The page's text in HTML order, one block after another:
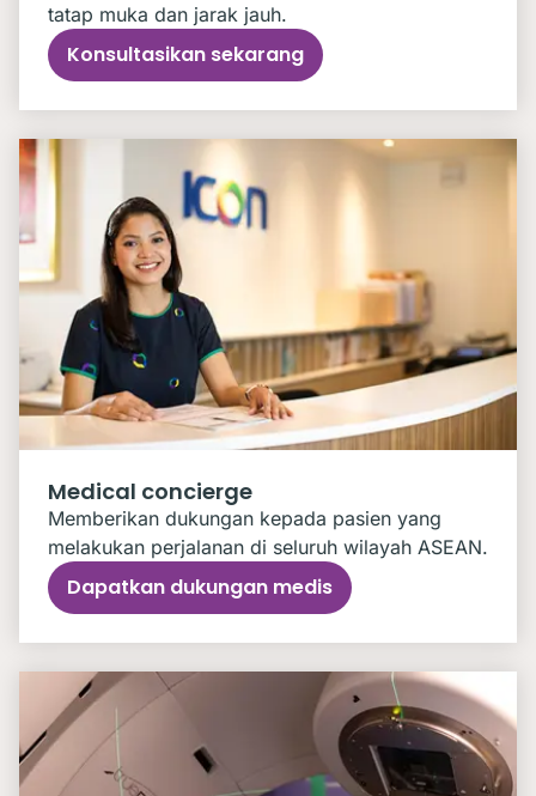
tatap muka dan jarak jauh.
Konsultasikan sekarang
Medical concierge
Memberikan dukungan kepada pasien yang
melakukan perjalanan di seluruh wilayah ASEAN.
Dapatkan dukungan medis